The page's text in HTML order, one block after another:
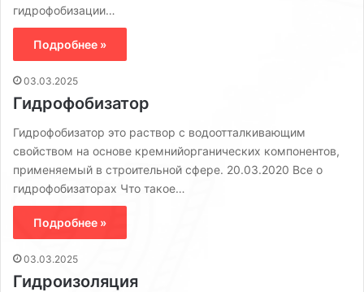
гидрофобизации…
Подробнее »
03.03.2025
Гидрофобизатор
Гидрофобизатор это раствор с водоотталкивающим
свойством на основе кремнийорганических компонентов,
применяемый в строительной сфере. 20.03.2020 Все о
гидрофобизаторах Что такое…
Подробнее »
03.03.2025
Гидроизоляция